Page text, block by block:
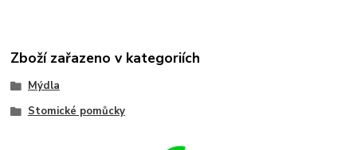
Zboží zařazeno v kategoriích
Mýdla
Stomické pomůcky